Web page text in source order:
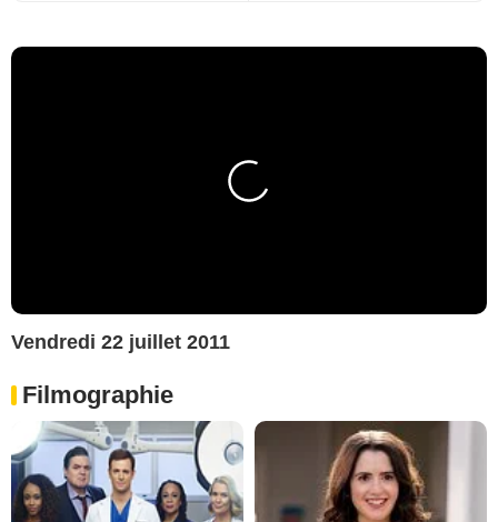
Vendredi 22 juillet 2011
Filmographie